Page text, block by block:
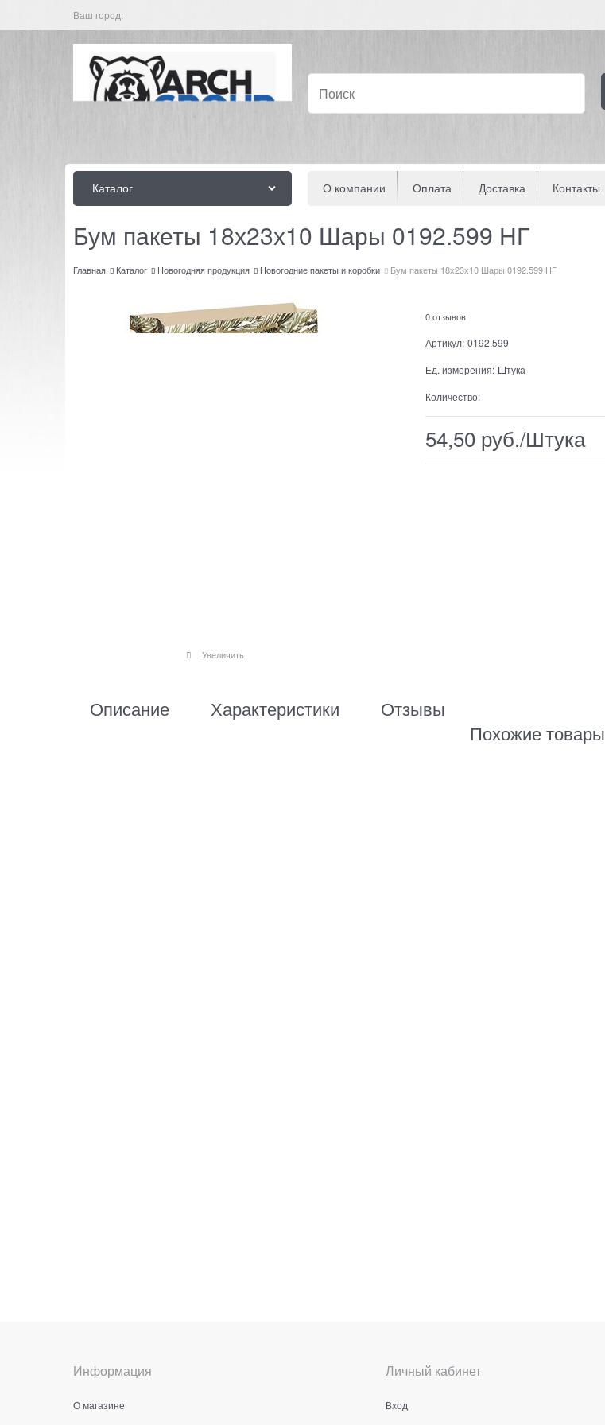
Ваш город:
Каталог О компании Оплата Доставка Контакты
Бум пакеты 18х23х10 Шары 0192.599 НГ
Главная Каталог Новогодняя продукция Новогодние пакеты и коробки Бум пакеты 18х23х10 Шары 0192.599 НГ
Увеличить
0 отзывов
Артикул: 0192.599
Ед. измерения: Штука
Количество:
54,50 руб./Штука
Описание Характеристики
Отзывы
Похожие товары
Информация
О магазине
Личный кабинет
Вход